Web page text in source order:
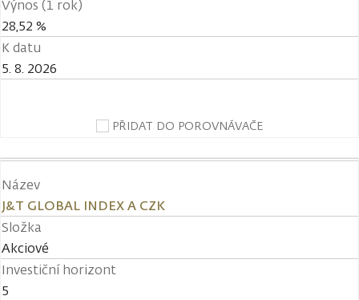
Výnos (1 rok)
28,52 %
K datu
5. 8. 2026
PŘIDAT DO POROVNÁVAČE
Název
J&T GLOBAL INDEX A CZK
Složka
Akciové
Investiční horizont
5